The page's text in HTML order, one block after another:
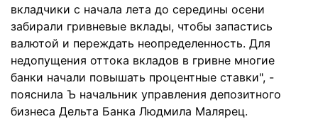
вкладчики с начала лета до середины осени
забирали гривневые вклады, чтобы запастись
валютой и переждать неопределенность. Для
недопущения оттока вкладов в гривне многие
банки начали повышать процентные ставки", -
пояснила Ъ начальник управления депозитного
бизнеса Дельта Банка Людмила Малярец.